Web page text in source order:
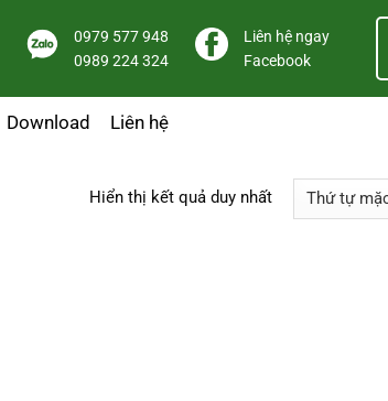
0979 577 948
0989 224 324
Liên hệ ngay
Facebook
Download Liên hệ
Hiển thị kết quả duy nhất